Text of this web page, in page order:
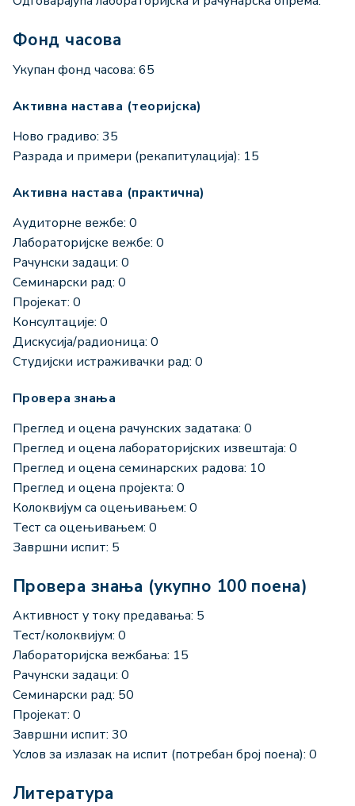
Фонд часова
Укупан фонд часова: 65
Активна настава (теоријска)
Ново градиво: 35
Разрада и примери (рекапитулација): 15
Активна настава (практична)
Аудиторне вежбе: 0
Лабораторијске вежбе: 0
Рачунски задаци: 0
Семинарски рад: 0
Пројекат: 0
Консултације: 0
Дискусија/радионица: 0
Студијски истраживачки рад: 0
Провера знања
Преглед и оцена рачунских задатака: 0
Преглед и оцена лабораторијских извештаја: 0
Преглед и оцена семинарских радова: 10
Преглед и оцена пројекта: 0
Колоквијум са оцењивањем: 0
Тест са оцењивањем: 0
Завршни испит: 5
Провера знања (укупно 100 поена)
Активност у току предавања: 5
Тест/колоквијум: 0
Лабораторијска вежбања: 15
Рачунски задаци: 0
Семинарски рад: 50
Пројекат: 0
Завршни испит: 30
Услов за излазак на испит (потребан број поена): 0
Литература